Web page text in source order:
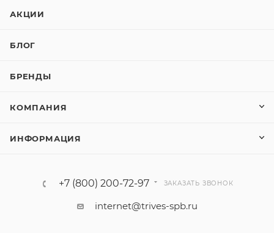
АКЦИИ
БЛОГ
БРЕНДЫ
КОМПАНИЯ
ИНФОРМАЦИЯ
+7 (800) 200-72-97 ЗАКАЗАТЬ ЗВОНОК
internet@trives-spb.ru